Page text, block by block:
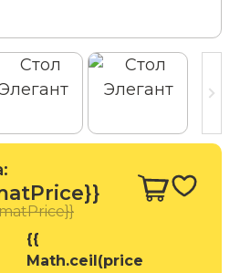
{{
Math.ceil(price